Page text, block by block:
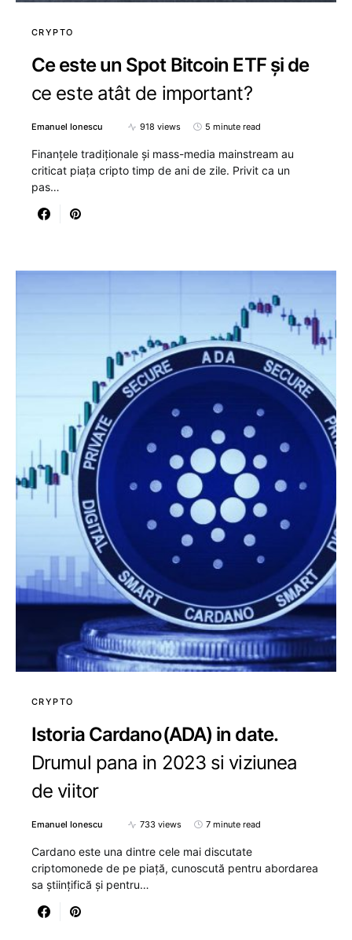
CRYPTO
Ce este un Spot Bitcoin ETF și de
ce este atât de important?
Emanuel Ionescu 918 views 5 minute read
Finanțele tradiționale și mass-media mainstream au
criticat piața cripto timp de ani de zile. Privit ca un
pas…
CRYPTO
Istoria Cardano(ADA) in date.
Drumul pana in 2023 si viziunea
de viitor
Emanuel Ionescu 733 views 7 minute read
Cardano este una dintre cele mai discutate
criptomonede de pe piață, cunoscută pentru abordarea
sa științifică și pentru…